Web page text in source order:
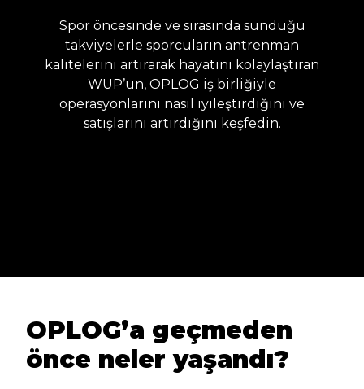
Spor öncesinde ve sırasında sunduğu
takviyelerle sporcuların antrenman
kalitelerini artırarak hayatını kolaylaştıran
WUP’un, OPLOG iş birliğiyle
operasyonlarını nasıl iyileştirdiğini ve
satışlarını artırdığını keşfedin.
OPLOG’a geçmeden
önce neler yaşandı?